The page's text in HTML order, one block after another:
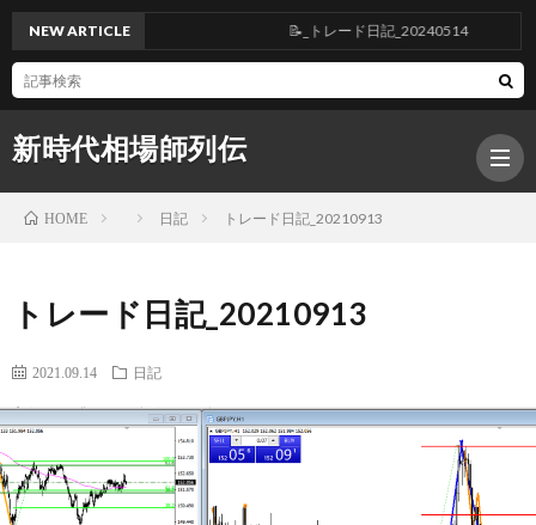
新時代相場師列伝
ー
NEW ARTICLE 📝_トレード日記_20240514
HOME 日記 トレード日記_20210913
トレード日記_20210913
2021.09.14 日記